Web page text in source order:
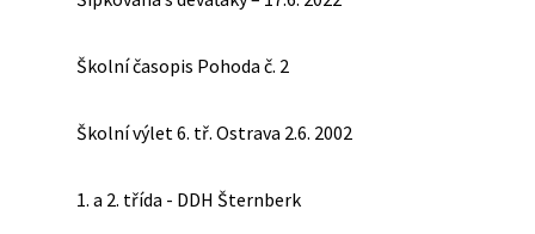
Školní časopis Pohoda č. 2
Školní výlet 6. tř. Ostrava 2.6. 2002
1. a 2. třída - DDH Šternberk